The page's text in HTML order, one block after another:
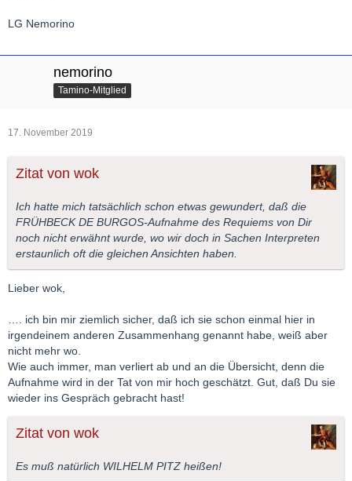
LG Nemorino
nemorino
Tamino-Mitglied
17. November 2019
Zitat von wok
Ich hatte mich tatsächlich schon etwas gewundert, daß die
FRÜHBECK DE BURGOS-Aufnahme des Requiems von Dir
noch nicht erwähnt wurde, wo wir doch in Sachen Interpreten
erstaunlich oft die gleichen Ansichten haben.
Lieber wok,
…. ich bin mir ziemlich sicher, daß ich sie schon einmal hier in
irgendeinem anderen Zusammenhang genannt habe, weiß aber
nicht mehr wo.
Wie auch immer, man verliert ab und an die Übersicht, denn die
Aufnahme wird in der Tat von mir hoch geschätzt. Gut, daß Du sie
wieder ins Gespräch gebracht hast!
Zitat von wok
Es muß natürlich WILHELM PITZ heißen!